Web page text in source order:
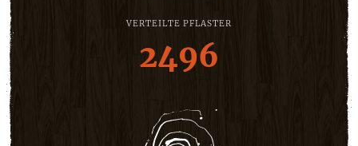
VERTEILTE PFLASTER
2496